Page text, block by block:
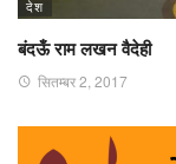
देश
बंदऊँ राम लखन वैदेही
सितम्बर 2, 2017